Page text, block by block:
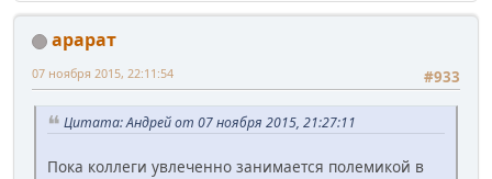
арарат
#933
07 ноября 2015, 22:11:54
Цитата: Андрей от 07 ноября 2015, 21:27:11
Пока коллеги увлеченно занимается полемикой в